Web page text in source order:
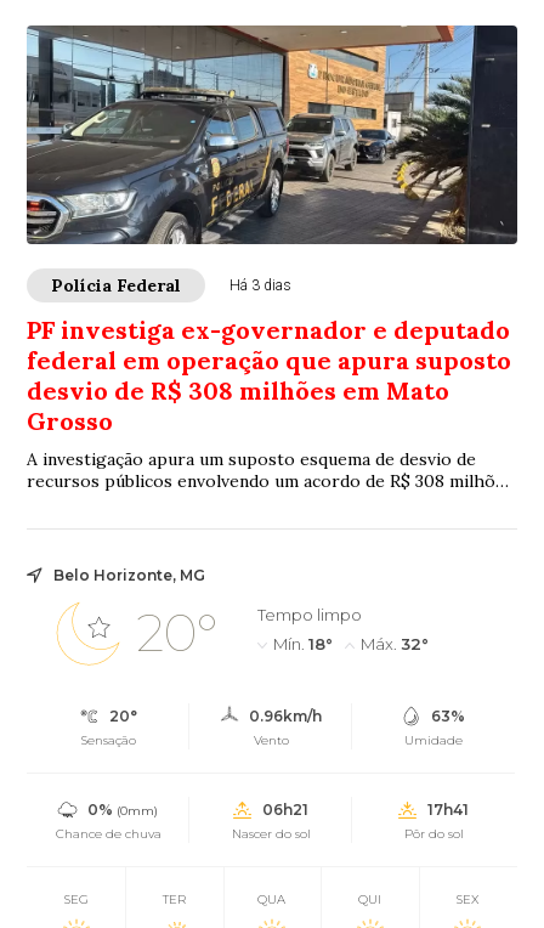
Polícia Federal Há 3 dias
PF investiga ex-governador e deputado
federal em operação que apura suposto
desvio de R$ 308 milhões em Mato
Grosso
A investigação apura um suposto esquema de desvio de
recursos públicos envolvendo um acordo de R$ 308 milhões
telefonia
Belo Horizonte, MG
20°
Tempo limpo
Mín. 18° Máx. 32°
20°
Sensação
0.96km/h
Vento
63%
Umidade
0% (0mm)
Chance de chuva
06h21
Nascer do sol
17h41
Pôr do sol
SEG TER QUA QUI SEX